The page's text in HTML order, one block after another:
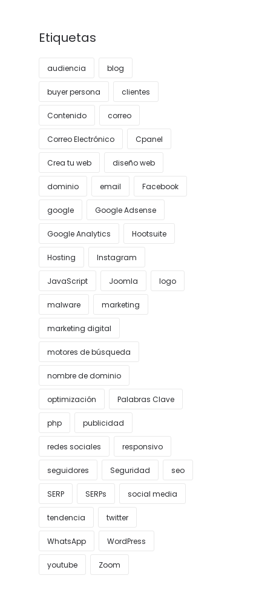
Etiquetas
audiencia blog
buyer persona clientes
Contenido correo
Correo Electrónico Cpanel
Crea tu web diseño web
dominio email Facebook
google Google Adsense
Google Analytics Hootsuite
Hosting Instagram
JavaScript Joomla logo
malware marketing
marketing digital
motores de búsqueda
nombre de dominio
optimización Palabras Clave
php publicidad
redes sociales responsivo
seguidores Seguridad seo
SERP SERPs social media
tendencia twitter
WhatsApp WordPress
youtube Zoom